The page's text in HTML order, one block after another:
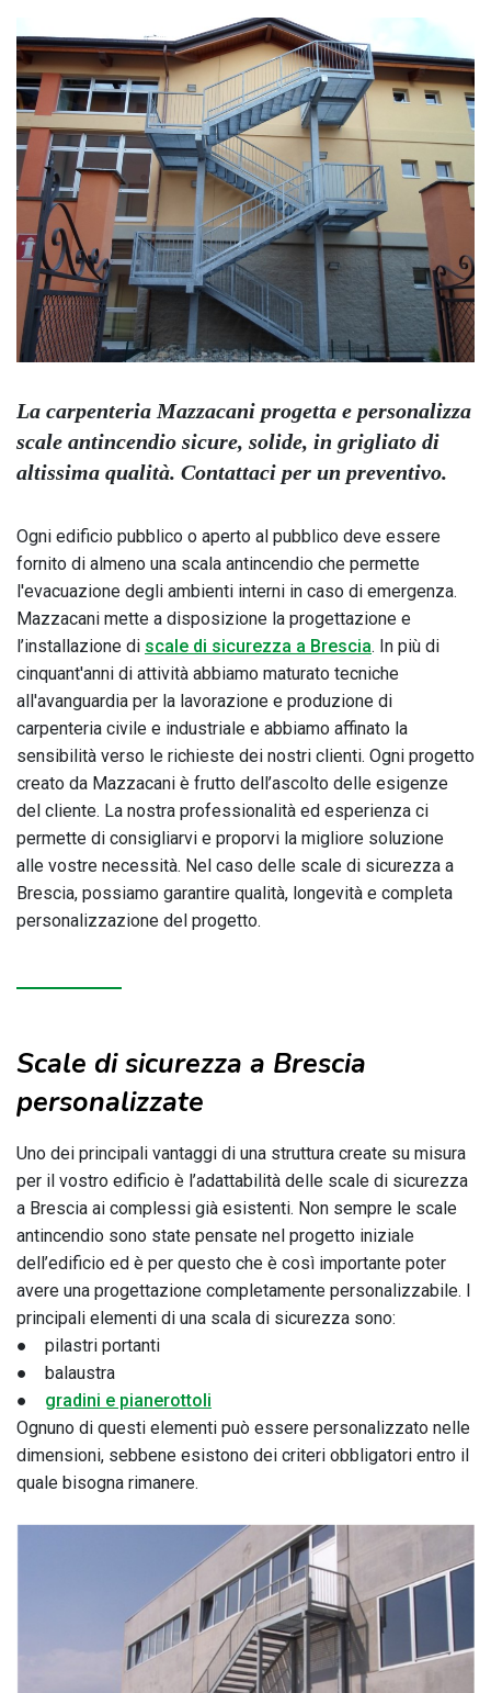
La carpenteria Mazzacani progetta e personalizza
scale antincendio sicure, solide, in grigliato di
altissima qualità. Contattaci per un preventivo.
Ogni edificio pubblico o aperto al pubblico deve essere
fornito di almeno una scala antincendio che permette
l'evacuazione degli ambienti interni in caso di emergenza.
Mazzacani mette a disposizione la progettazione e
l’installazione di scale di sicurezza a Brescia. In più di
cinquant'anni di attività abbiamo maturato tecniche
all'avanguardia per la lavorazione e produzione di
carpenteria civile e industriale e abbiamo affinato la
sensibilità verso le richieste dei nostri clienti. Ogni progetto
creato da Mazzacani è frutto dell’ascolto delle esigenze
del cliente. La nostra professionalità ed esperienza ci
permette di consigliarvi e proporvi la migliore soluzione
alle vostre necessità. Nel caso delle scale di sicurezza a
Brescia, possiamo garantire qualità, longevità e completa
personalizzazione del progetto.
Scale di sicurezza a Brescia
personalizzate
Uno dei principali vantaggi di una struttura create su misura
per il vostro edificio è l’adattabilità delle scale di sicurezza
a Brescia ai complessi già esistenti. Non sempre le scale
antincendio sono state pensate nel progetto iniziale
dell’edificio ed è per questo che è così importante poter
avere una progettazione completamente personalizzabile. I
principali elementi di una scala di sicurezza sono:
● pilastri portanti
● balaustra
● gradini e pianerottoli
Ognuno di questi elementi può essere personalizzato nelle
dimensioni, sebbene esistono dei criteri obbligatori entro il
quale bisogna rimanere.